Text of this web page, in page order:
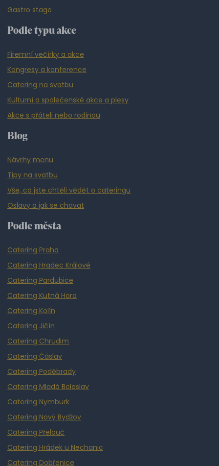
Gastro stage
Podle typu akce
Firemní večírky a akce
Kongresy a konference
Catering na svatbu
Kulturní a společenské akce a plesy
Akce s přáteli nebo rodinou
Blog
Návrhy menu
Tipy na svatbu
Vše, co jste chtěli vědět o cateringu
Oslavy a jak se chovat
Podle města
Catering Praha
Catering Hradec Králové
Catering Pardubice
Catering Kutná Hora
Catering Kolín
Catering Jičín
Catering Chrudim
Catering Čáslav
Catering Poděbrady
Catering Mladá Boleslav
Catering Nymburk
Catering Nový Bydžov
Catering Přelouč
Catering Hrádek u Nechanic
Catering Dobřenice